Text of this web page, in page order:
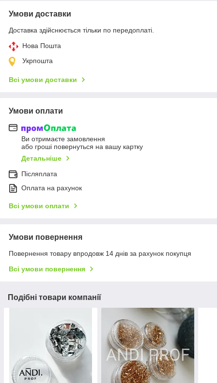
Умови доставки
Доставка здійснюється тільки по передоплаті.
Нова Пошта
Укрпошта
Всі умови доставки
Умови оплати
Ви отримаєте замовлення
або гроші повернуться на вашу картку
Детальніше
Післяплата
Оплата на рахунок
Всі умови оплати
Умови повернення
Повернення товару впродовж 14 днів за рахунок покупця
Всі умови повернення
Подібні товари компанії